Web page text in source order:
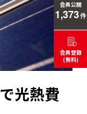
光熱費
会員公開
1,373件
会員登録
(無料)